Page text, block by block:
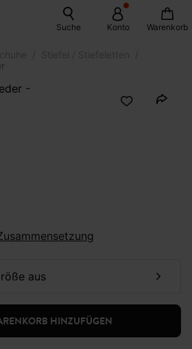
Suche Konto Warenkorb
-
aus
HINZUFÜGEN